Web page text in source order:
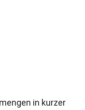
in kurzer